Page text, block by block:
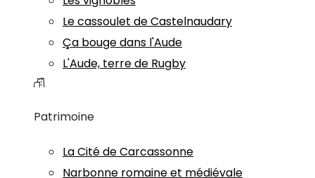
Le cassoulet de Castelnaudary
Ça bouge dans l'Aude
L'Aude, terre de Rugby
Patrimoine
La Cité de Carcassonne
Narbonne romaine et médiévale